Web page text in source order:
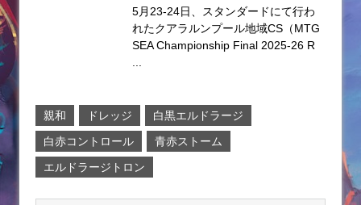
5月23-24日、スタンダードにて行わ
れたクアラルンプール地域CS（MTG
SEA Championship Final 2025-26 R
親和 ドレッジ
白黒エルドラージ
白赤コントロール
青赤ストーム
エルドラージトロン